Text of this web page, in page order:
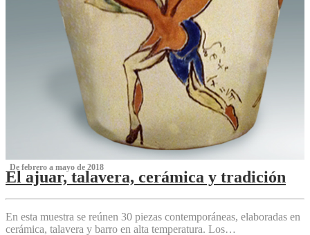
‌ De febrero a mayo de 2018
El ajuar, talavera, cerámica y tradición
‌
En esta muestra se reúnen 30 piezas contemporáneas, elaboradas en
cerámica, talavera y barro en alta temperatura. Los…